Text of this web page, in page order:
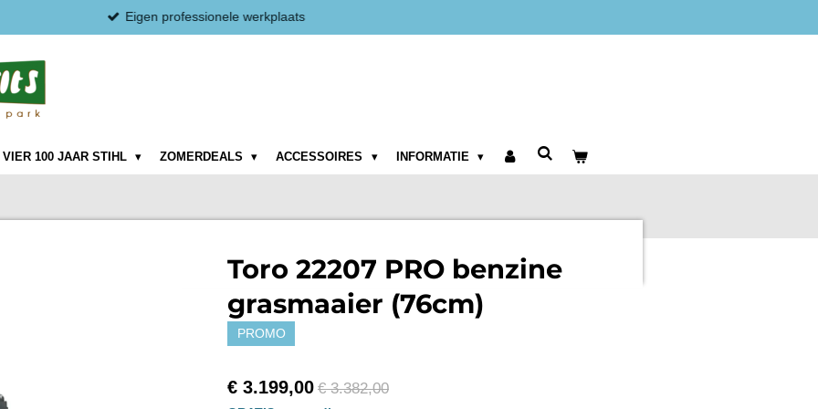
Eigen professionele werkplaats
VIER 100 JAAR STIHL ZOMERDEALS ACCESSOIRES INFORMATIE
Toro 22207 PRO benzine
grasmaaier (76cm)
PROMO
€ 3.199,00 € 3.382,00